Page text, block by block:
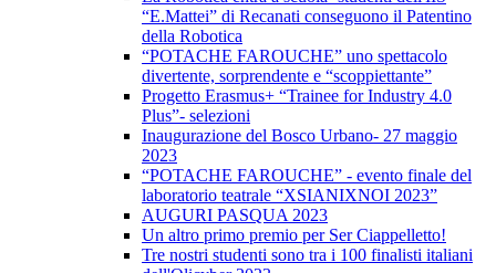
“E.Mattei” di Recanati conseguono il Patentino
della Robotica
“POTACHE FAROUCHE” uno spettacolo
divertente, sorprendente e “scoppiettante”
Progetto Erasmus+ “Trainee for Industry 4.0
Plus”- selezioni
Inaugurazione del Bosco Urbano- 27 maggio
2023
“POTACHE FAROUCHE” - evento finale del
laboratorio teatrale “XSIANIXNOI 2023”
AUGURI PASQUA 2023
Un altro primo premio per Ser Ciappelletto!
Tre nostri studenti sono tra i 100 finalisti italiani